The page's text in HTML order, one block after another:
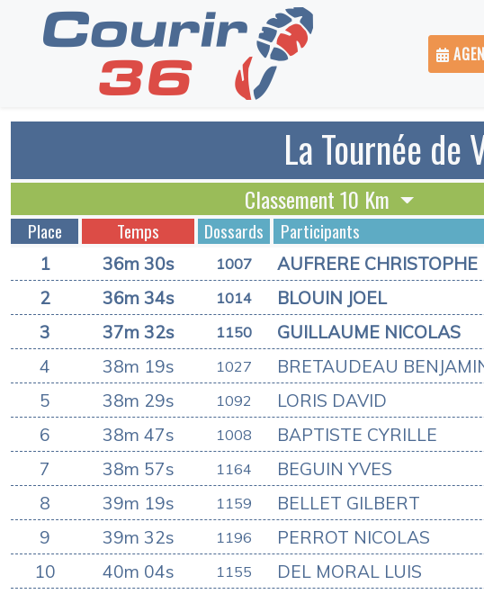
La Tournée de
Classement 10 Km
Place Temps Dossards Participants
1 36m 30s 1007 AUFRERE CHRISTOPHE
2 36m 34s 1014 BLOUIN JOEL
3 37m 32s 1150 GUILLAUME NICOLAS
4 38m 19s 1027 BRETAUDEAU
5 38m 29s 1092 LORIS DAVID
6 38m 47s 1008 BAPTISTE CYRILLE
7 38m 57s 1164 BEGUIN YVES
8 39m 19s 1159 BELLET GILBERT
9 39m 32s 1196 PERROT NICOLAS
10 40m 04s 1155 DEL MORAL LUIS